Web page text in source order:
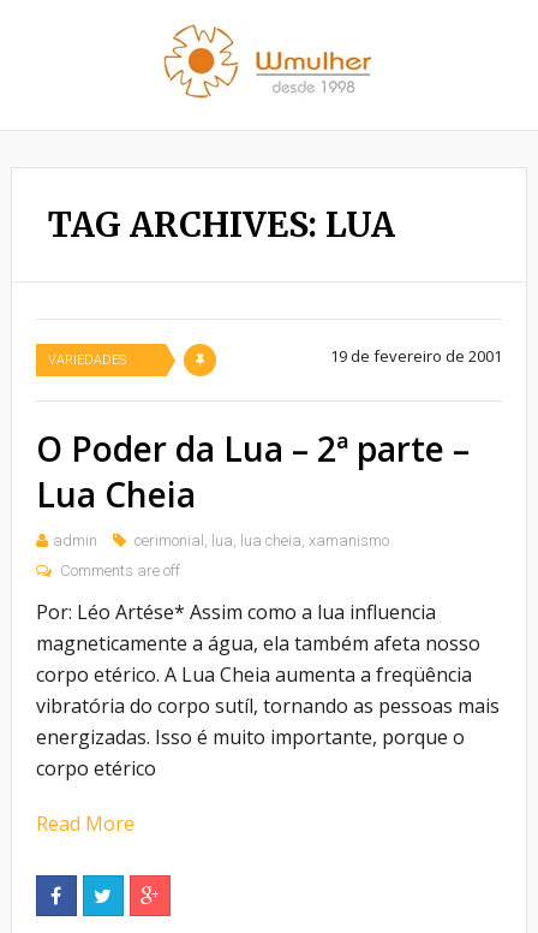
TAG ARCHIVES: LUA
VARIEDADES 19 de fevereiro de 2001
O Poder da Lua – 2ª parte –
Lua Cheia
admin cerimonial , lua, lua cheia, xamanismo
Comments are off
Por: Léo Artése* Assim como a lua influencia
magneticamente a água, ela também afeta nosso
corpo etérico. A Lua Cheia aumenta a freqüência
vibratória do corpo sutíl, tornando as pessoas mais
energizadas. Isso é muito importante, porque o
corpo etérico
Read More